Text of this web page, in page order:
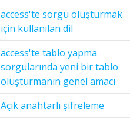
access'te sorgu oluşturmak
için kullanılan dil
access'te tablo yapma
sorgularında yeni bir tablo
oluşturmanın genel amacı
Açık anahtarlı şifreleme